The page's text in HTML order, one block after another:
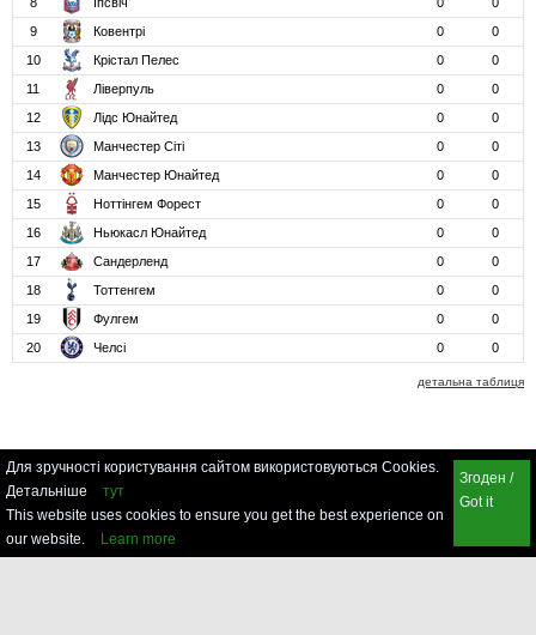
9
Ковентрі 0
0
10
Крістал Пелес 0
0
11
Ліверпуль 0
0
12
Лідс Юнайтед 0
0
13
Манчестер Сіті 0
0
14
Манчестер Юнайтед 0
0
15
Ноттінгем Форест 0
0
16
Ньюкасл Юнайтед 0
0
17
Сандерленд 0
0
18
Тоттенгем 0
0
19
Фулгем 0
0
20
Челсі 0 0
детальна таблиця
Для зручності користування сайтом використовуються Cookies.
Детальніше
тут
This website uses cookies to ensure you get the best experience on
our website.
Learn more
Згоден /
Got it